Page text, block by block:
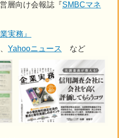
層向け会報誌『 SMBCマネ
実務』
、 Yahooニュース など